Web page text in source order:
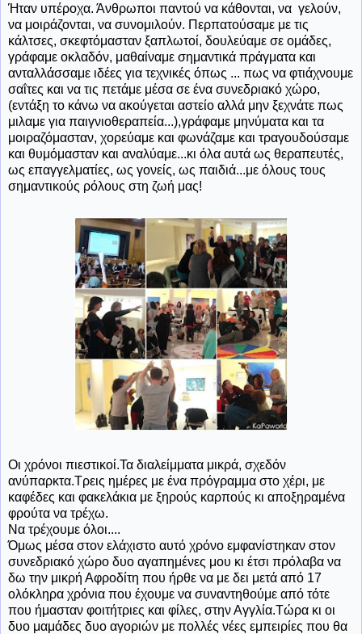
Ήταν υπέροχα. Άνθρωποι παντού να κάθονται, να γελούν,
να μοιράζονται, να συνομιλούν. Περπατούσαμε με τις
κάλτσες, σκεφτόμασταν ξαπλωτοί, δουλεύαμε σε ομάδες,
γράφαμε οκλαδόν, μαθαίναμε σημαντικά πράγματα και
ανταλλάσσαμε ιδέες για τεχνικές όπως ... πως να φτιάχνουμε
σαΐτες και να τις πετάμε μέσα σε ένα συνεδριακό χώρο,
(εντάξη το κάνω να ακούγεται αστείο αλλά μην ξεχνάτε πως
μιλαμε για παιγνιοθεραπεία...),γράφαμε μηνύματα και τα
μοιραζόμασταν, χορεύαμε και φωνάζαμε και τραγουδούσαμε
και θυμόμασταν και αναλύαμε...κι όλα αυτά ως θεραπευτές,
ως επαγγελματίες, ως γονείς, ως παιδιά...με όλους τους
σημαντικούς ρόλους στη ζωή μας!
Οι χρόνοι πιεστικοί.Τα διαλείμματα μικρά, σχεδόν
ανύπαρκτα.Τρεις ημέρες με ένα πρόγραμμα στο χέρι, με
καφέδες και φακελάκια με ξηρούς καρπούς κι αποξηραμένα
φρούτα να τρέχω.
Να τρέχουμε όλοι....
Όμως μέσα στον ελάχιστο αυτό χρόνο εμφανίστηκαν στον
συνεδριακό χώρο δυο αγαπημένες μου κι έτσι πρόλαβα να
δω την μικρή Αφροδίτη που ήρθε να με δει μετά από 17
ολόκληρα χρόνια που έχουμε να συναντηθούμε από τότε
που ήμασταν φοιτήτριες και φίλες, στην Αγγλία.Τώρα κι οι
δυο μαμάδες δυο αγοριών με πολλές νέες εμπειρίες που θα